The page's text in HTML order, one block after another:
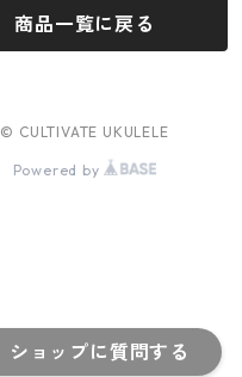
ショップに質問する
商品一覧に戻る
© CULTIVATE UKULELE
Powered by